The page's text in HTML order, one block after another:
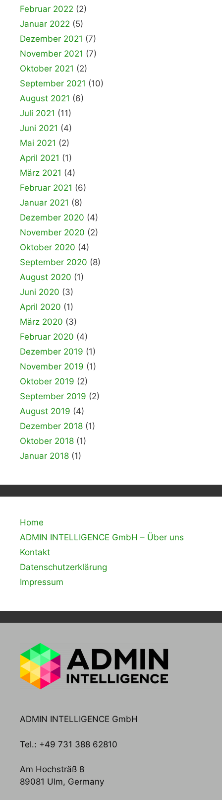
Februar 2022 (2)
Januar 2022 (5)
Dezember 2021 (7)
November 2021 (7)
Oktober 2021 (2)
September 2021 (10)
August 2021 (6)
Juli 2021 (11)
Juni 2021 (4)
Mai 2021 (2)
April 2021 (1)
März 2021 (4)
Februar 2021 (6)
Januar 2021 (8)
Dezember 2020 (4)
November 2020 (2)
Oktober 2020 (4)
September 2020 (8)
August 2020 (1)
Juni 2020 (3)
April 2020 (1)
März 2020 (3)
Februar 2020 (4)
Dezember 2019 (1)
November 2019 (1)
Oktober 2019 (2)
September 2019 (2)
August 2019 (4)
Dezember 2018 (1)
Oktober 2018 (1)
Januar 2018 (1)
Home
ADMIN INTELLIGENCE GmbH – Über uns
Kontakt
Datenschutzerklärung
Impressum
ADMIN INTELLIGENCE GmbH
Tel.: +49 731 388 62810
Am Hochsträß 8
89081 Ulm, Germany